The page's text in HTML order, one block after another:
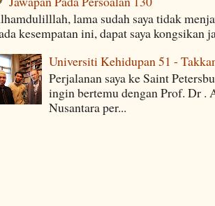
lama sudah saya tidak
kesempatan ini, dapat saya kongsikan
Universiti Kehidupan 51 -
Perjalanan saya ke Saint
ingin bertemu dengan Prof. Dr
Nusantara per...